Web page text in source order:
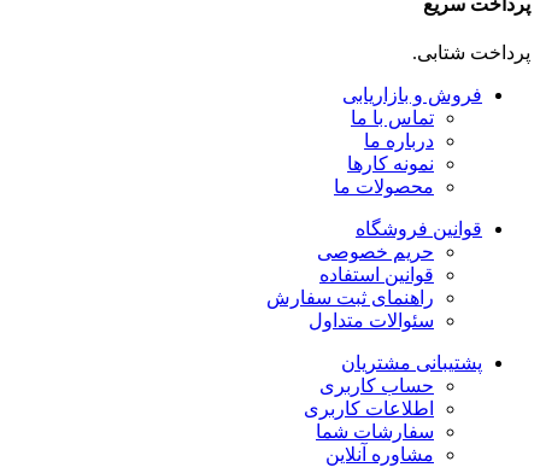
پرداخت شتابی.
فروش و بازاریابی
تماس با ما
درباره ما
نمونه کارها
محصولات ما
قوانین فروشگاه
حریم خصوصی
قوانین استفاده
راهنمای ثبت سفارش
سئوالات متداول
پشتیبانی مشتریان
حساب کاربری
اطلاعات کاربری
سفارشات شما
مشاوره آنلاین